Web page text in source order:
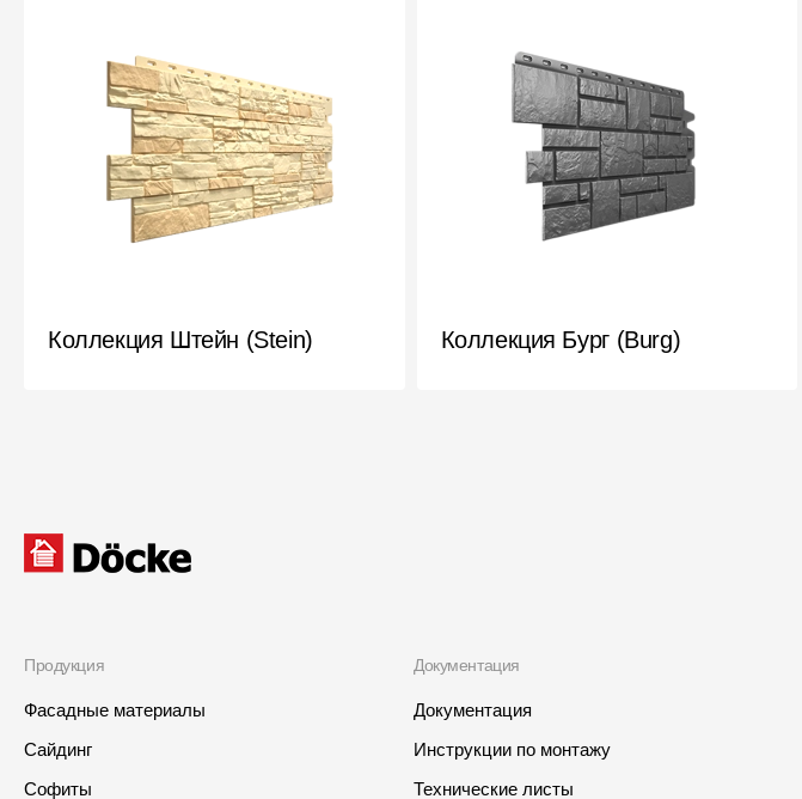
Коллекция Штейн (Stein) Коллекция Бург (Burg)
Продукция
Фасадные материалы
Сайдинг
Софиты
Документация
Документация
Инструкции по монтажу
Технические листы